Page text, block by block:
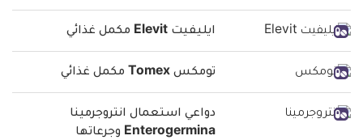
ايليفيت Elevit مكمل غذائي
تومكس Tomex مكمل غذائي
دواعي استعمال انتروجرمينا
Enterogermina وجرعاتها